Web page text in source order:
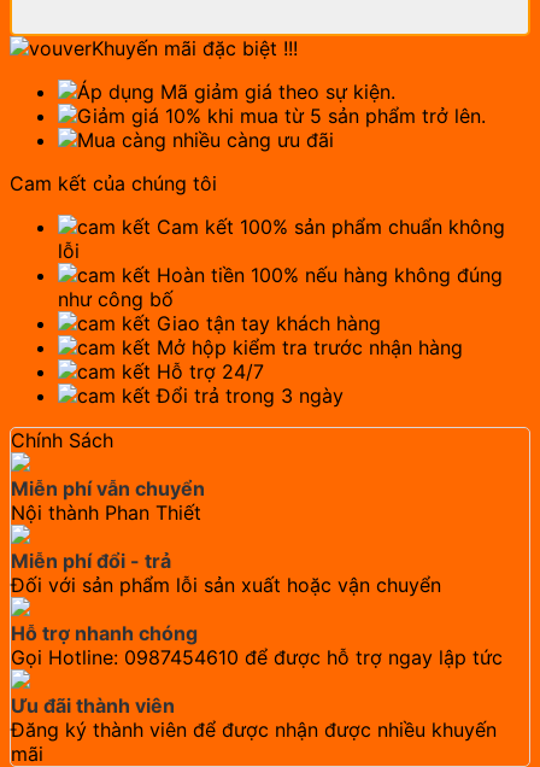
ly
Chạm
Ăn
Mòn
số
Khuyến mãi đặc biệt !!!
Áp dụng Mã giảm giá theo sự kiện.
Giảm giá 10% khi mua từ 5 sản phẩm trở lên.
Mua càng nhiều càng ưu đãi
Cam kết của chúng tôi
Cam kết 100% sản phẩm chuẩn không
lỗi
Hoàn tiền 100% nếu hàng không đúng
như công bố
Giao tận tay khách hàng
Mở hộp kiểm tra trước nhận hàng
Hỗ trợ 24/7
Đổi trả trong 3 ngày
Chính Sách
Miễn phí vẫn chuyển
Nội thành Phan Thiết
Miễn phí đổi - trả
Đối với sản phẩm lỗi sản xuất hoặc vận chuyển
Hỗ trợ nhanh chóng
Gọi Hotline: 0987454610 để được hỗ trợ ngay lập tức
Ưu đãi thành viên
Đăng ký thành viên để được nhận được nhiều khuyến
mãi